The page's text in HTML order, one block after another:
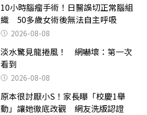
10小時腦瘤手術！日醫誤切正常腦組
織 50多歲女術後無法自主呼吸
2026-08-08
淡水驚見龍捲風！ 網嚇壞：第一次
看到
2026-08-08
原本很討厭小S！家長曝「校慶1舉
動」讓她徹底改觀 網友洗版認證